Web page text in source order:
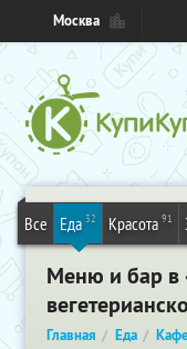
Москва
Все Еда 32 Красота 91
Меню и бар в
Главная Еда